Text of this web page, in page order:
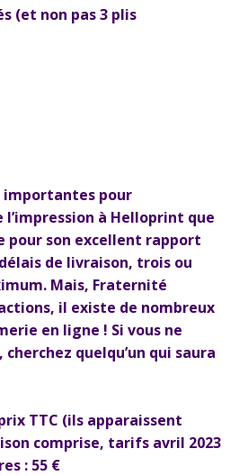
(et non pas 3 plis
importantes pour
à Helloprint que
pour son excellent rapport
de livraison, trois ou
Mais, Fraternité
il existe de nombreux
en ligne ! Si vous ne
quelqu’un qui saura
TTC (ils apparaissent
comprise, tarifs avril 2023
: 55 €